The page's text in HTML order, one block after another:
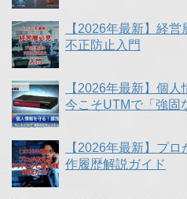
【2026年最新】経
不正防止入門
【2026年最新】個
今こそUTMで「強固
【2026年最新】プ
作履歴解説ガイド